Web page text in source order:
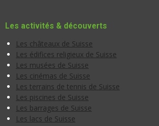
Les activités & découverts
Les châteaux de Suisse
Les édifices religieux de Suisse
Les musées de Suisse
Les cinémas de Suisse
Les terrains de tennis de Suisse
Les piscines de Suisse
Les barrages de Suisse
Les lacs de Suisse